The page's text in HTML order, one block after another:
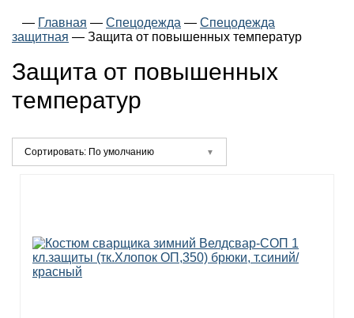
— Главная — Спецодежда — Спецодежда
защитная — Защита от повышенных температур
Защита от повышенных
температур
Сортировать: По умолчанию